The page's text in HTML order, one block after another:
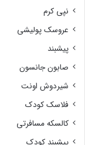
نپی کرم
عروسک پولیشی
پیشبند
صابون جانسون
شیردوش اونت
فلاسک کودک
کالسکه مسافرتی
پیشبند کودک